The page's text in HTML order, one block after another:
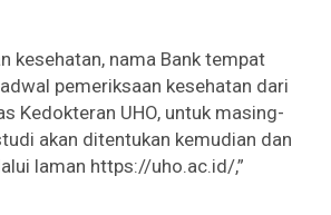
kesehatan, nama Bank tempat
pemeriksaan kesehatan dari
Kedokteran UHO, untuk masing-
akan ditentukan kemudian dan
laman https://uho.ac.id/,”